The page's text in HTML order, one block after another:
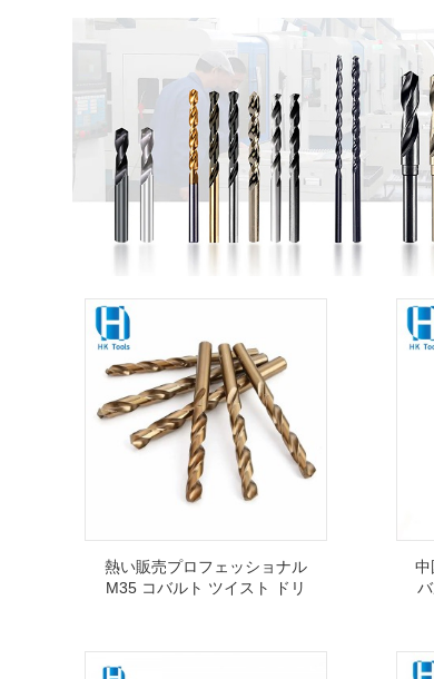
熱い販売プロフェッショナル
M35 コバルト ツイスト ドリ
中